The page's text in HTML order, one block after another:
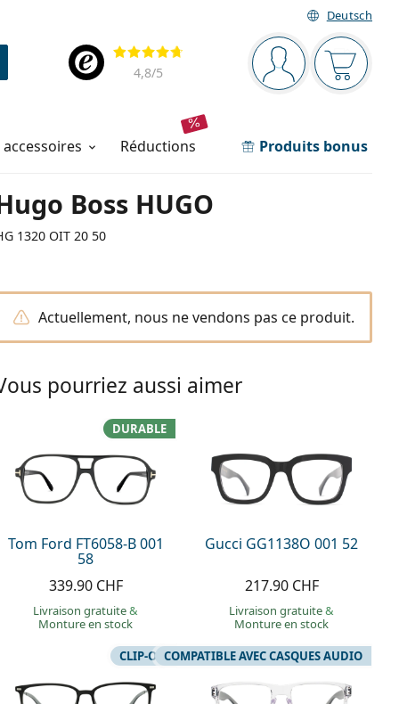
Deutsch
Barre de navigation
Vous êtesVotre
Évaluation
4,8/5
réductions Produits bonus
Boss HUGO
1320 OIT 20 50
Actuellement, nous ne vendons pas ce produit.
pourriez aussi aimer
Tom Ford FT6058-B 001
58
DURABLE
339.90 CHF
Livraison gratuite&
Monture en stock
Gucci GG1138O 001 52
217.90 CHF
Livraison gratuite&
Monture en stock
CLIP-ONCOMPATIBLE AVEC CASQUES AUDIO